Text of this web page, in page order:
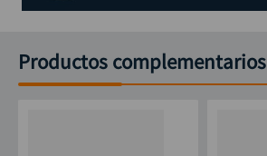
Productos complementarios